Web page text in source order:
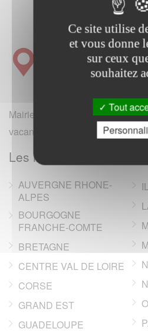
Mairie et office de tourisme de
vacances, campings, annonces
Les regions de France
AUVERGNE RHONE-
ALPES
BOURGOGNE
FRANCHE-COMTE
BRETAGNE
CENTRE VAL DE LOIRE
CORSE
GRAND EST
GUADELOUPE
Ce site utilise
et vous donne
sur ceux
souhaitez
Tout